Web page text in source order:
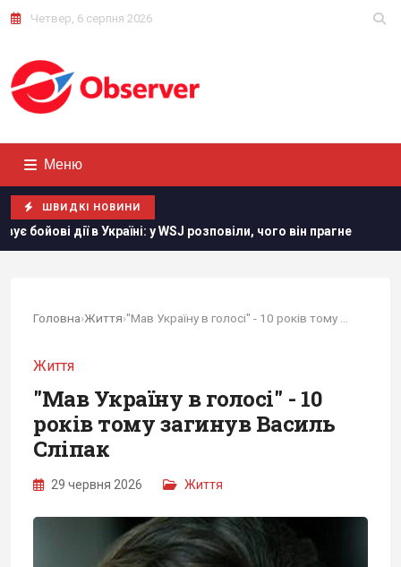
Четвер, 6 серпня 2026
Меню
ШВИДКІ НОВИНИ
розповіли, чого він прагне Швеція передасть Україні
Головна›Життя›
Життя
"Мав Україну в голосі" - 10
років тому загинув Василь
Сліпак
29 червня 2026 Життя